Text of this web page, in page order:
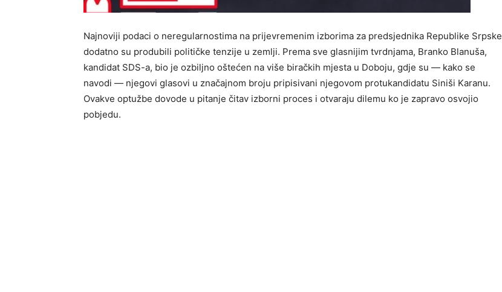
Najnoviji podaci o neregularnostima na prijevremenim izborima za predsjednika Republike Srpske
dodatno su produbili političke tenzije u zemlji. Prema sve glasnijim tvrdnjama, Branko Blanuša,
kandidat SDS-a, bio je ozbiljno oštećen na više biračkih mjesta u Doboju, gdje su — kako se
navodi — njegovi glasovi u značajnom broju pripisivani njegovom protukandidatu Siniši Karanu.
Ovakve optužbe dovode u pitanje čitav izborni proces i otvaraju dilemu ko je zapravo osvojio
pobjedu.